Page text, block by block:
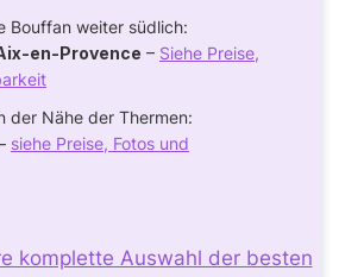
Bouffan weiter südlich:
en-Provence – Siehe Preise,
der Nähe der Thermen:
siehe Preise, Fotos und
komplette Auswahl der besten